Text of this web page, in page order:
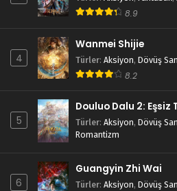
8.9
4
Wanmei Shijie
Türler: Aksiyon, Dövüş
8.2
5
Douluo Dalu 2: Eşsiz
Türler: Aksiyon, Dövüş
Romantizm
6
Guangyin Zhi Wai
Türler: Aksiyon, Dövüş